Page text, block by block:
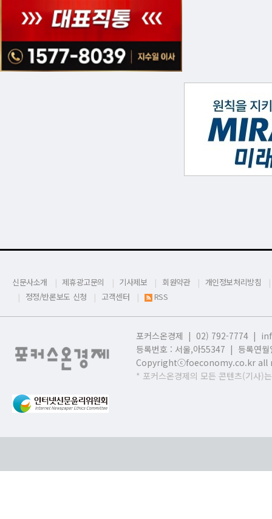
신문사소개 제휴광고문의 기사제보 회원약관
개인정보처리방침
정정/반론보도 신청
고객센터 RSS
포커스온경제 | 02) 792-7774 |
등록번호 : 서울,아55347 | 등록연
Copyrightⓒfoeconomy.co.kr all
* 포커스온경제의 모든 콘텐츠(기사)